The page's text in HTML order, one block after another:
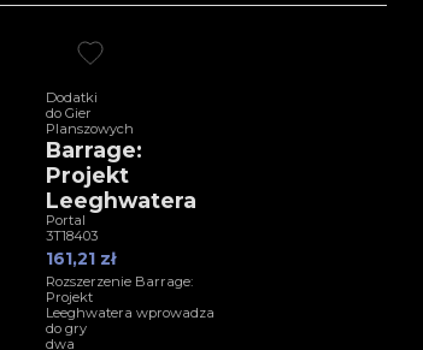
Dodatki
do Gier
Planszowych
Barrage:
Projekt
Leeghwatera
Portal
3T18403
161,21 zł
Rozszerzenie Barrage:
Projekt
Leeghwatera wprowadza
do gry
dwa